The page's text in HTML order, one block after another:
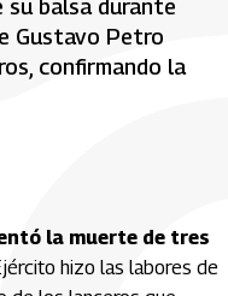
su balsa durante
Gustavo Petro
confirmando la
la muerte de tres
hizo las labores de